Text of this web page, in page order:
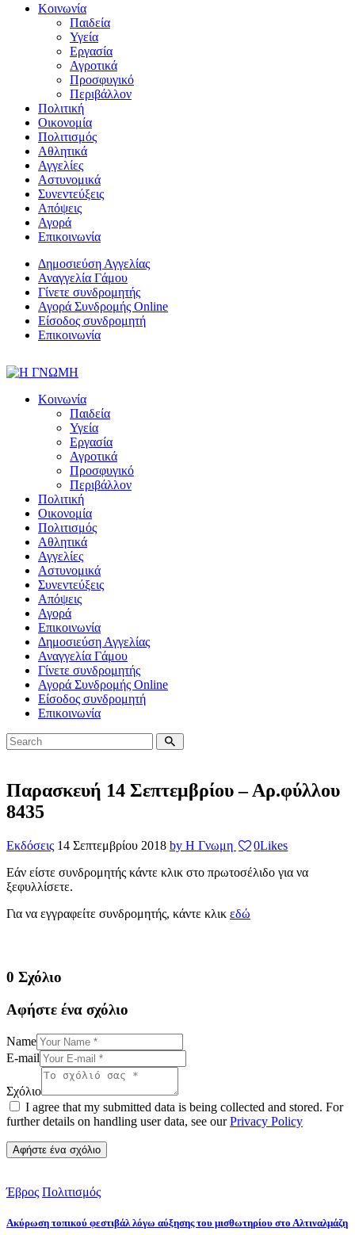
Κοινωνία
Παιδεία
Υγεία
Εργασία
Αγροτικά
Προσφυγικό
Περιβάλλον
Πολιτική
Οικονομία
Πολιτισμός
Αθλητικά
Αγγελίες
Αστυνομικά
Συνεντεύξεις
Απόψεις
Αγορά
Επικοινωνία
Δημοσιεύση Αγγελίας
Αναγγελία Γάμου
Γίνετε συνδρομητής
Αγορά Συνδρομής Online
Είσοδος συνδρομητή
Επικοινωνία
Κοινωνία
Παιδεία
Υγεία
Εργασία
Αγροτικά
Προσφυγικό
Περιβάλλον
Πολιτική
Οικονομία
Πολιτισμός
Αθλητικά
Αγγελίες
Αστυνομικά
Συνεντεύξεις
Απόψεις
Αγορά
Επικοινωνία
Δημοσιεύση Αγγελίας
Αναγγελία Γάμου
Γίνετε συνδρομητής
Αγορά Συνδρομής Online
Είσοδος συνδρομητή
Επικοινωνία
Παρασκευή 14 Σεπτεμβρίου – Αρ.φύλλου
8435
Εκδόσεις 14 Σεπτεμβρίου 2018 by Η Γνωμη 0Likes
Εάν είστε συνδρομητής κάντε κλικ στο πρωτοσέλιδο για να
ξεφυλλίσετε.
Για να εγγραφείτε συνδρομητής, κάντε κλικ εδώ
0 Σχόλιο
Αφήστε ένα σχόλιο
Name
E-mail
Σχόλιο
I agree that my submitted data is being collected and stored. For
further details on handling user data, see ourPrivacy Policy
Έβρος Πολιτισμός
Ακύρωση τοπικού φεστιβάλ λόγω αύξησης του μισθωτηρίου στο Αλτιναλμάζη